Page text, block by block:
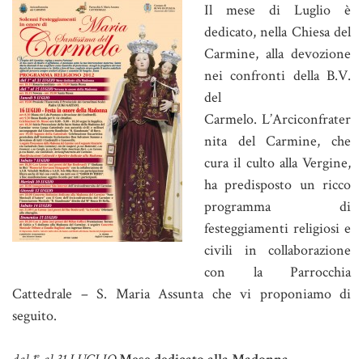
Il mese di Luglio è
dedicato, nella Chiesa del
Carmine, alla devozione
nei confronti della B.V.
del
Carmelo. L’Arciconfrater
nita del Carmine, che
cura il culto alla Vergine,
ha predisposto un ricco
programma di
festeggiamenti religiosi e
civili in collaborazione
con la Parrocchia
Cattedrale – S. Maria Assunta che vi proponiamo di
seguito.